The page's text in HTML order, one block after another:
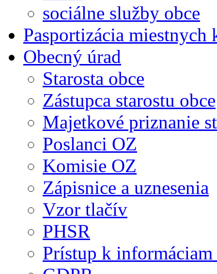
sociálne služby obce
Pasportizácia
Obecný úrad
Starosta obce
Zástupca starostu obce
Majetkové priznanie
Poslanci OZ
Komisie OZ
Zápisnice a uznesenia
Vzor tlačív
PHSR
Prístup k